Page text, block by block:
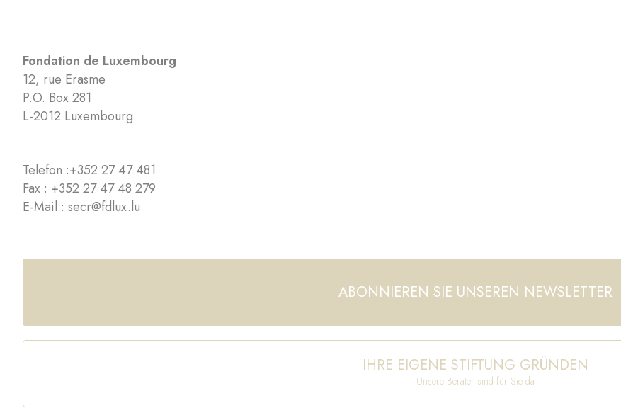
Fondation de Luxembourg
12, rue Erasme
P.O. Box 281
L-2012 Luxembourg
Telefon :+352 27 47 481
Fax : +352 27 47 48 279
E-Mail : secr@fdlux.lu
ABONNIEREN SIE UNSEREN NEWSLETTER
IHRE EIGENE STIFTUNG GRÜNDEN
Unsere Berater sind für Sie da